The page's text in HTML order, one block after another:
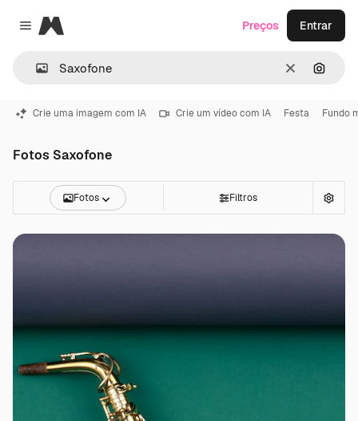
Close menu
Magnific
Limpar
Preços Entrar
Crie uma imagem com IA Crie um vídeo com IA Festa Fundo
Fotos Saxofone
Fotos Filtros